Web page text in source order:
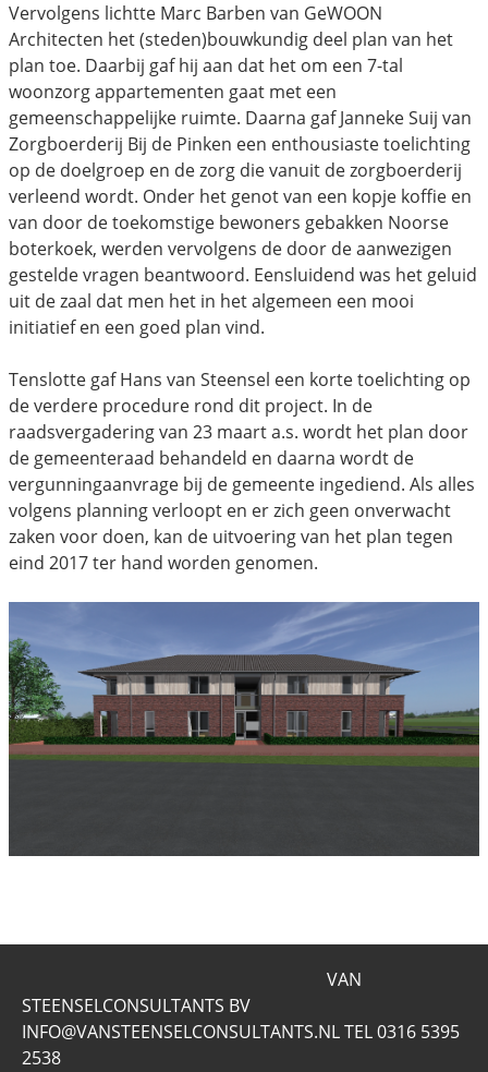
Vervolgens lichtte Marc Barben van GeWOON
Architecten het (steden)bouwkundig deel plan van het
plan toe. Daarbij gaf hij aan dat het om een 7-tal
woonzorg appartementen gaat met een
gemeenschappelijke ruimte. Daarna gaf Janneke Suij van
Zorgboerderij Bij de Pinken een enthousiaste toelichting
op de doelgroep en de zorg die vanuit de zorgboerderij
verleend wordt. Onder het genot van een kopje koffie en
van door de toekomstige bewoners gebakken Noorse
boterkoek, werden vervolgens de door de aanwezigen
gestelde vragen beantwoord. Eensluidend was het geluid
uit de zaal dat men het in het algemeen een mooi
initiatief en een goed plan vind.
Tenslotte gaf Hans van Steensel een korte toelichting op
de verdere procedure rond dit project. In de
raadsvergadering van 23 maart a.s. wordt het plan door
de gemeenteraad behandeld en daarna wordt de
vergunningaanvrage bij de gemeente ingediend. Als alles
volgens planning verloopt en er zich geen onverwacht
zaken voor doen, kan de uitvoering van het plan tegen
eind 2017 ter hand worden genomen.
VAN
STEENSELCONSULTANTS BV
INFO@VANSTEENSELCONSULTANTS.NL TEL 0316 5395
2538